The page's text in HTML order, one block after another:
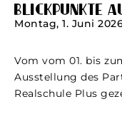
Montag, 1. Juni
Blickpunkte
Vom vom 01. bis
Ausstellung des
Realschule Plus